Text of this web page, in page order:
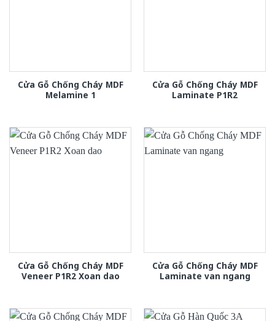
Cửa Gỗ Chống Cháy MDF
Melamine 1
Cửa Gỗ Chống Cháy MDF
Laminate P1R2
Cửa Gỗ Chống Cháy MDF
Veneer P1R2 Xoan dao
Cửa Gỗ Chống Cháy MDF
Laminate van ngang